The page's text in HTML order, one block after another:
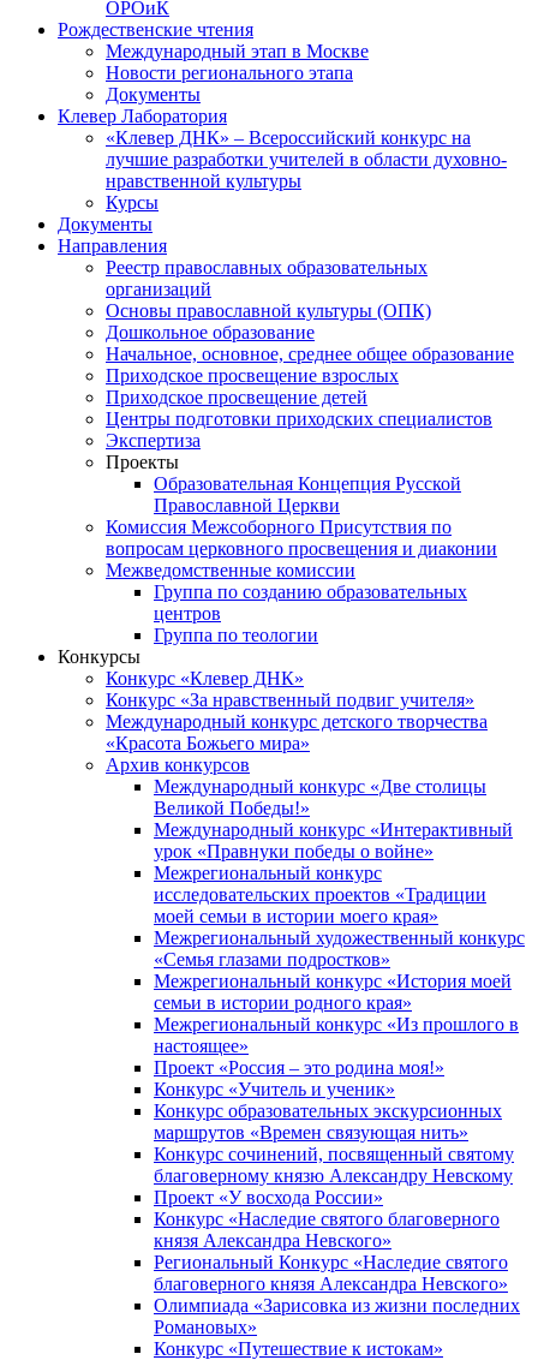
ОРОиК
Рождественские чтения
Международный этап в Москве
Новости регионального этапа
Документы
Клевер Лаборатория
«Клевер ДНК» – Всероссийский конкурс на
лучшие разработки учителей в области духовно-
нравственной культуры
Курсы
Документы
Направления
Реестр православных образовательных
организаций
Основы православной культуры (ОПК)
Дошкольное образование
Начальное, основное, среднее общее образование
Приходское просвещение взрослых
Приходское просвещение детей
Центры подготовки приходских специалистов
Экспертиза
Проекты
Образовательная Концепция Русской
Православной Церкви
Комиссия Межсоборного Присутствия по
вопросам церковного просвещения и диаконии
Межведомственные комиссии
Группа по созданию образовательных
центров
Группа по теологии
Конкурсы
Конкурс «Клевер ДНК»
Конкурс «За нравственный подвиг учителя»
Международный конкурс детского творчества
«Красота Божьего мира»
Архив конкурсов
Международный конкурс «Две столицы
Великой Победы!»
Международный конкурс «Интерактивный
урок «Правнуки победы о войне»
Межрегиональный конкурс
исследовательских проектов «Традиции
моей семьи в истории моего края»
Межрегиональный художественный конкурс
«Семья глазами подростков»
Межрегиональный конкурс «История моей
семьи в истории родного края»
Межрегиональный конкурс «Из прошлого в
настоящее»
Проект «Россия – это родина моя!»
Конкурс «Учитель и ученик»
Конкурс образовательных экскурсионных
маршрутов «Времен связующая нить»
Конкурс сочинений, посвященный святому
благоверному князю Александру Невскому
Проект «У восхода России»
Конкурс «Наследие святого благоверного
князя Александра Невского»
Региональный Конкурс «Наследие святого
благоверного князя Александра Невского»
Олимпиада «Зарисовка из жизни последних
Романовых»
Конкурс «Путешествие к истокам»